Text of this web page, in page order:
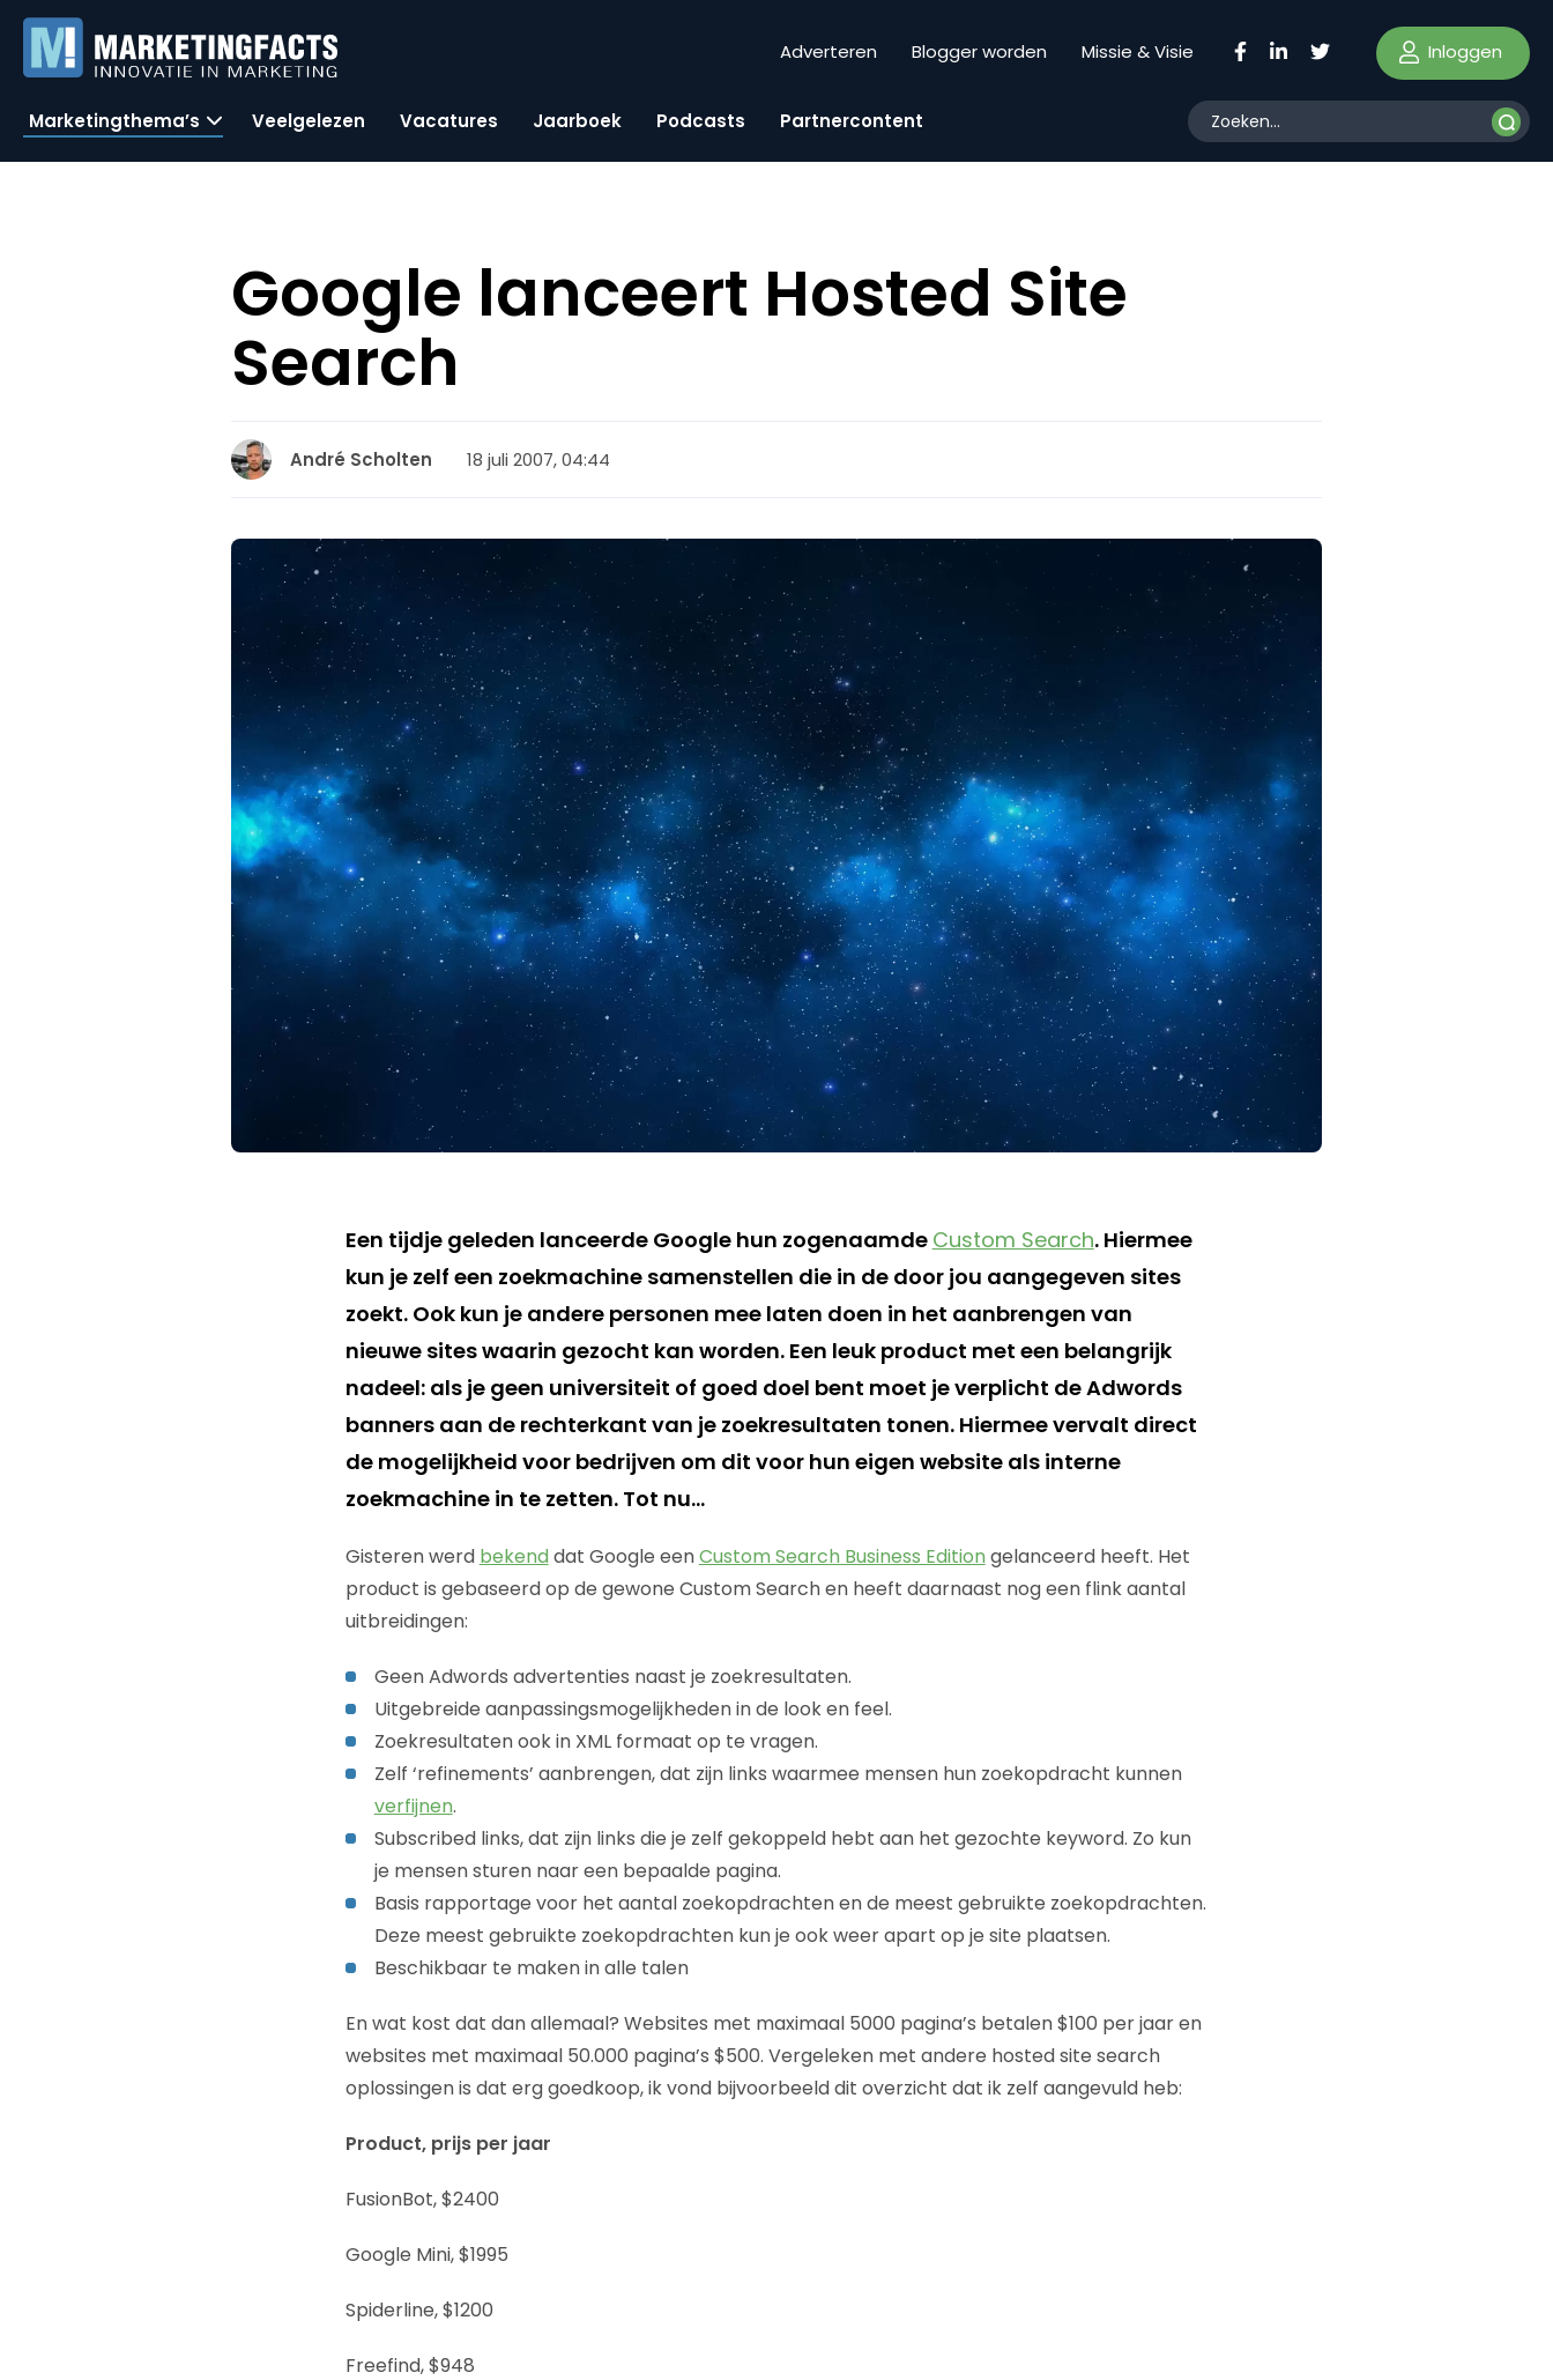
Adverteren Blogger worden Missie & Visie Inloggen
Marketingthema’s Veelgelezen Vacatures Jaarboek Podcasts Partnercontent
Google lanceert Hosted Site
Search
André Scholten 18 juli 2007, 04:44
Een tijdje geleden lanceerde Google hun zogenaamde Custom Search. Hiermee
kun je zelf een zoekmachine samenstellen die in de door jou aangegeven sites
zoekt. Ook kun je andere personen mee laten doen in het aanbrengen van
nieuwe sites waarin gezocht kan worden. Een leuk product met een belangrijk
nadeel: als je geen universiteit of goed doel bent moet je verplicht de Adwords
banners aan de rechterkant van je zoekresultaten tonen. Hiermee vervalt direct
de mogelijkheid voor bedrijven om dit voor hun eigen website als interne
zoekmachine in te zetten. Tot nu…
Gisteren werd bekend dat Google eenCustom Search Business Edition gelanceerd heeft. Het
product is gebaseerd op de gewone Custom Search en heeft daarnaast nog een flink aantal
uitbreidingen:
Geen Adwords advertenties naast je zoekresultaten.
Uitgebreide aanpassingsmogelijkheden in de look en feel.
Zoekresultaten ook in XML formaat op te vragen.
Zelf ‘refinements’ aanbrengen, dat zijn links waarmee mensen hun zoekopdracht kunnen
verfijnen.
Subscribed links, dat zijn links die je zelf gekoppeld hebt aan het gezochte keyword. Zo kun
je mensen sturen naar een bepaalde pagina.
Basis rapportage voor het aantal zoekopdrachten en de meest gebruikte zoekopdrachten.
Deze meest gebruikte zoekopdrachten kun je ook weer apart op je site plaatsen.
Beschikbaar te maken in alle talen
En wat kost dat dan allemaal? Websites met maximaal 5000 pagina’s betalen $100 per jaar en
websites met maximaal 50.000 pagina’s $500. Vergeleken met andere hosted site search
oplossingen is dat erg goedkoop, ik vond bijvoorbeeld dit overzicht dat ik zelf aangevuld heb:
Product, prijs per jaar
FusionBot, $2400
Google Mini, $1995
Spiderline, $1200
Freefind, $948